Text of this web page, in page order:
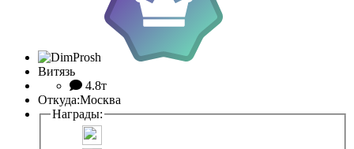
Витязь
4.8т
Откуда:Москва
Награды: